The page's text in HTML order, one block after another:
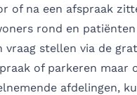
of na een afspraak
rond en
vraag stellen via de
of parkeren maar
afdelingen,